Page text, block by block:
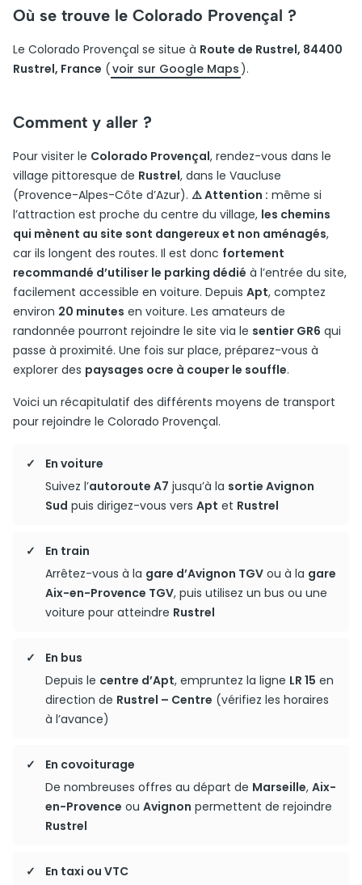
Où se trouve le Colorado Provençal ?
Le Colorado Provençal se situe à Route de Rustrel, 84400
Rustrel, France (voir sur Google Maps ).
Comment y aller ?
Pour visiter le Colorado Provençal, rendez-vous dans le
village pittoresque de Rustrel, dans le Vaucluse
(Provence-Alpes-Côte d’Azur). ⚠️ Attention : même si
l’attraction est proche du centre du village, les chemins
qui mènent au site sont dangereux et non aménagés,
car ils longent des routes. Il est donc fortement
recommandé d’utiliser le parking dédié à l’entrée du site,
facilement accessible en voiture. Depuis Apt, comptez
environ 20 minutes en voiture. Les amateurs de
randonnée pourront rejoindre le site via le sentier GR6 qui
passe à proximité. Une fois sur place, préparez-vous à
explorer des paysages ocre à couper le souffle.
Voici un récapitulatif des différents moyens de transport
pour rejoindre le Colorado Provençal.
En voiture
Suivez l’autoroute A7 jusqu’à la sortie Avignon
Sud puis dirigez-vous vers Apt et Rustrel
En train
Arrêtez-vous à la gare d’Avignon TGV ou à la gare
Aix-en-Provence TGV, puis utilisez un bus ou une
voiture pour atteindre Rustrel
En bus
Depuis le centre d’Apt, empruntez la ligne LR 15 en
direction de Rustrel – Centre (vérifiez les horaires
à l’avance)
En covoiturage
De nombreuses offres au départ de Marseille, Aix-
en-Provence ou Avignon permettent de rejoindre
Rustrel
En taxi ou VTC